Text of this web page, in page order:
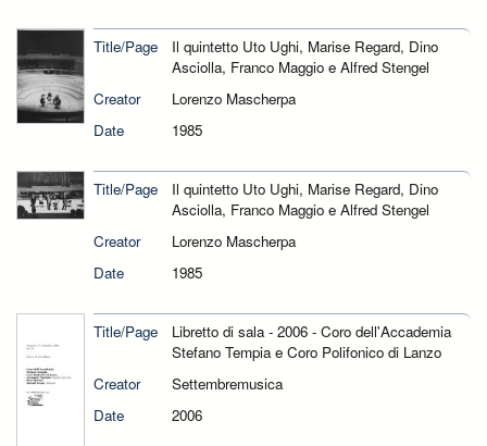
Title/Page
Il quintetto Uto Ughi, Marise Regard, Dino
Asciolla, Franco Maggio e Alfred Stengel
Creator
Lorenzo Mascherpa
Date
1985
Title/Page
Il quintetto Uto Ughi, Marise Regard, Dino
Asciolla, Franco Maggio e Alfred Stengel
Creator
Lorenzo Mascherpa
Date
1985
Title/Page
Libretto di sala - 2006 - Coro dell'Accademia
Stefano Tempia e Coro Polifonico di Lanzo
Creator
Settembremusica
Date
2006